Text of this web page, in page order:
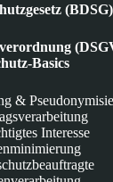
(BDSG)
Basics
&
Interesse